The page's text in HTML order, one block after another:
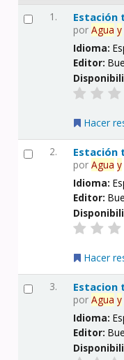
1. Estación
porAgua y
Idioma:
Editor:
Hacer
2. Estación
porAgua y
Idioma:
Editor:
Hacer
3. Estacion
porAgua y
Idioma:
Editor: